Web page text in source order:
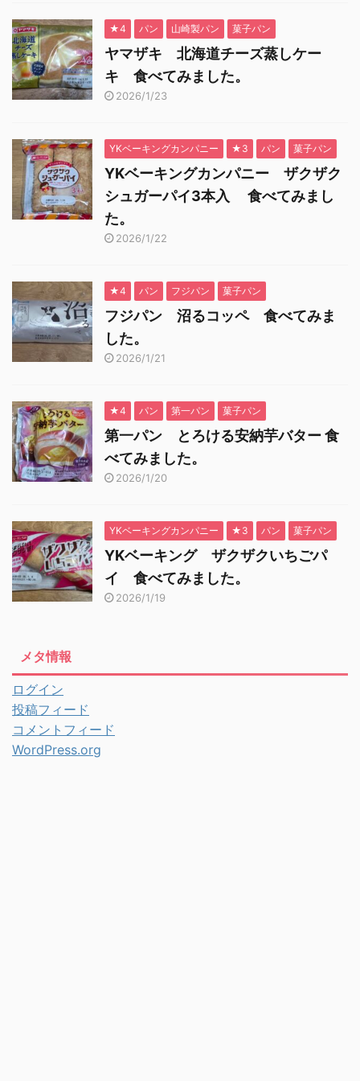
★4 パン 山崎製パン 菓子パン
ヤマザキ 北海道チーズ蒸しケー
キ 食べてみました。
2026/1/23
YKベーキングカンパニー ★3 パン 菓子パン
YKベーキングカンパニー ザクザク
シュガーパイ3本入 食べてみまし
た。
2026/1/22
★4 パン フジパン 菓子パン
フジパン 沼るコッペ 食べてみま
した。
2026/1/21
★4 パン 第一パン 菓子パン
第一パン とろける安納芋バター 食
べてみました。
2026/1/20
YKベーキングカンパニー ★3 パン 菓子パン
YKベーキング ザクザクいちごパ
イ 食べてみました。
2026/1/19
メタ情報
ログイン
投稿フィード
コメントフィード
WordPress.org